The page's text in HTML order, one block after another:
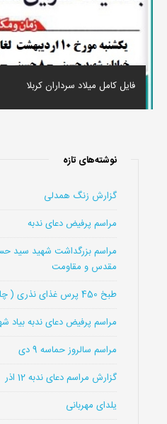
فایل کامل میلاد سرداران کربلا
نوشته‌های تازه
گزارش زنگ همدلی
مراسم پرفیض دعای ندبه
مراسم بزرگداشت شهید سید
مقدس و مقاومت
طبخ 450 پرس غذای نذری ( چلو جوجه )
مراسم پرفیض دعای ندبه بیاد
مراسم سالروز حماسه 9 دی
گزارش مراسم دعای ندبه 12 اذر
یلدای مهربانی